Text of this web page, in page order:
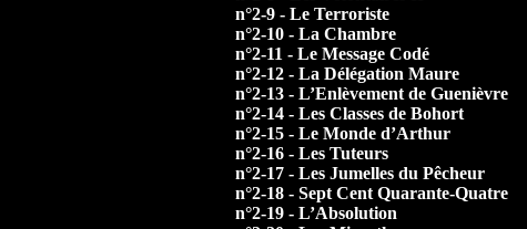
n°2-9 - Le Terroriste
n°2-10 - La Chambre
n°2-11 - Le Message Codé
n°2-12 - La Délégation Maure
n°2-13 - L’Enlèvement de Guenièvre
n°2-14 - Les Classes de Bohort
n°2-15 - Le Monde d’Arthur
n°2-16 - Les Tuteurs
n°2-17 - Les Jumelles du Pêcheur
n°2-18 - Sept Cent Quarante-Quatre
n°2-19 - L’Absolution